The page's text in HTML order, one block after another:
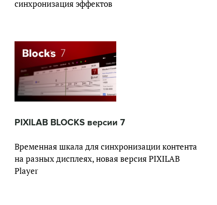
синхронизация эффектов
PIXILAB BLOCKS версии 7
Временная шкала для синхронизации контента
на разных дисплеях, новая версия PIXILAB
Player